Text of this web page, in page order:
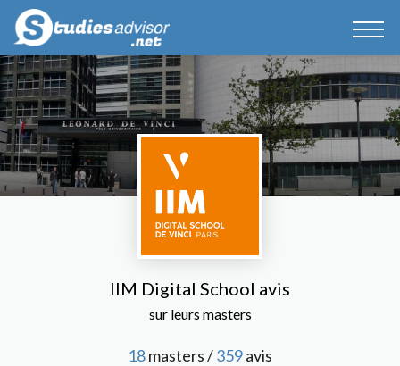
IIM Digital School avis
sur leurs masters
18masters /359avis